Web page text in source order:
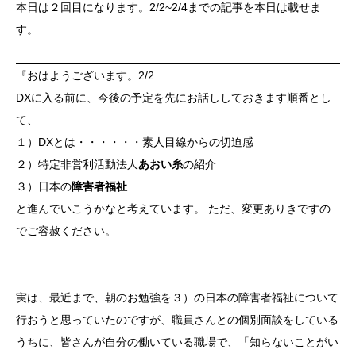
本日は２回目になります。2/2~2/4までの記事を本日は載せま
す。
『おはようございます。2/2
DXに入る前に、今後の予定を先にお話ししておきます順番とし
て、
１）DXとは・・・・・・素人目線からの切迫感
２）特定非営利活動法人 あおい糸の紹介
３）日本の障害者福祉
と進んでいこうかなと考えています。 ただ、変更ありきですの
でご容赦ください。
実は、最近まで、朝のお勉強を３）の日本の障害者福祉について
行おうと思っていたのですが、職員さんとの個別面談をしている
うちに、皆さんが自分の働いている職場で、「知らないことがい